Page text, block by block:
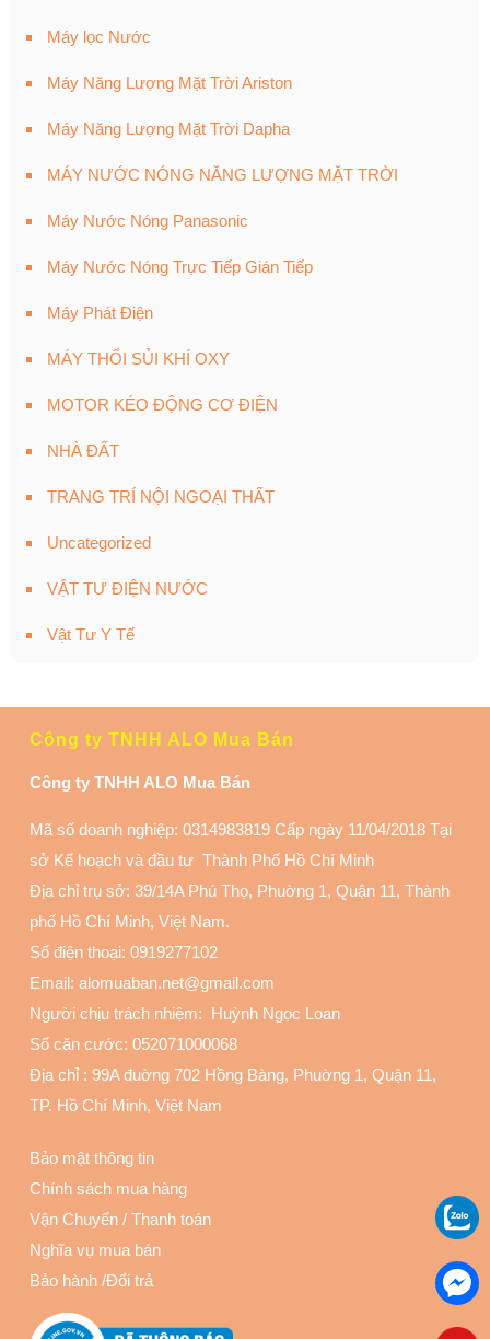
Máy lọc Nước
Máy Năng Lượng Mặt Trời Ariston
Máy Năng Lượng Mặt Trời Dapha
MÁY NƯỚC NÓNG NĂNG LƯỢNG MẶT TRỜI
Máy Nước Nóng Panasonic
Máy Nước Nóng Trực Tiếp Gián Tiếp
Máy Phát Điện
MÁY THỔI SỦI KHÍ OXY
MOTOR KÉO ĐỘNG CƠ ĐIỆN
NHÀ ĐẤT
TRANG TRÍ NỘI NGOẠI THẤT
Uncategorized
VẬT TƯ ĐIỆN NƯỚC
Vật Tư Y Tế
Công ty TNHH ALO Mua Bán
Công ty TNHH ALO Mua Bán
Mã số doanh nghiệp: 0314983819 Cấp ngày 11/04/2018 Tại
sở Kế hoạch và đầu tư Thành Phố Hồ Chí Minh
Địa chỉ trụ sở: 39/14A Phú Thọ, Phuờng 1, Quận 11, Thành
phố Hồ Chí Minh, Việt Nam.
Số điện thoại: 0919277102
Email: alomuaban.net@gmail.com
Người chịu trách nhiệm: Huỳnh Ngọc Loan
Số căn cước: 052071000068
Địa chỉ : 99A đuờng 702 Hồng Bàng, Phuờng 1, Quận 11,
TP. Hồ Chí Minh, Việt Nam
Bảo mật thông tin
Chính sách mua hàng
Vận Chuyển / Thanh toán
Nghĩa vụ mua bán
Bảo hành /Đổi trả